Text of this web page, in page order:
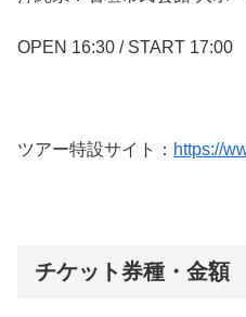
OPEN 16:30 / START 17:00
ツアー特設サイト： https://
チケット券種・金額